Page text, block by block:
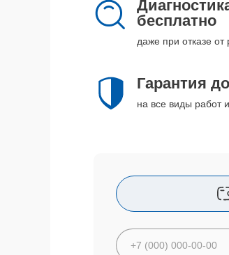
бесплатно
даже при отказе от
Гарантия
на все виды работ